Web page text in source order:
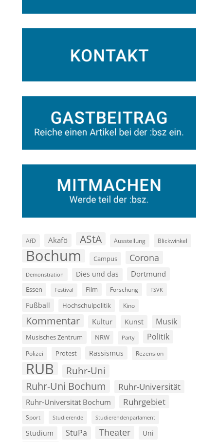
AfD Akafö AStA Ausstellung Blickwinkel
Bochum Campus Corona
Demonstration Diës und das Dortmund
Essen Festival Film Forschung FSVK
Fußball Hochschulpolitik Kino
Kommentar Kultur Kunst Musik
Musisches Zentrum NRW Party Politik
Polizei Protest Rassismus Rezension
RUB Ruhr-Uni
Ruhr-Uni Bochum Ruhr-Universität
Ruhr-Universität Bochum Ruhrgebiet
Sport Studierende Studierendenparlament
Studium StuPa Theater Uni